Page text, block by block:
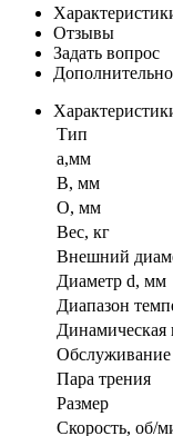
Отзывы
Задать вопрос
Дополнительно
Тип
a,мм
B, мм
O, мм
Вес, кг
Внешний
Диаметр d, мм
Диапазон
Динамическая
Обслуживание
Пара трения
Размер
Скорость, об/